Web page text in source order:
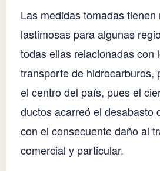
Las medidas tomadas
lastimosas para algunas
todas ellas relacionadas con
transporte de hidrocarburos,
el centro del país, pues el
ductos acarreó el desabasto
con el consecuente daño al
comercial y particular.